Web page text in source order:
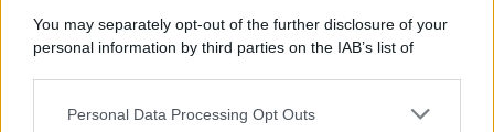
You may separately opt-out of the further disclosure of your
personal information by third parties on the IAB’s list of
This information may also be disclosed by us to third parties
Personal Data Processing Opt Outs
Francia